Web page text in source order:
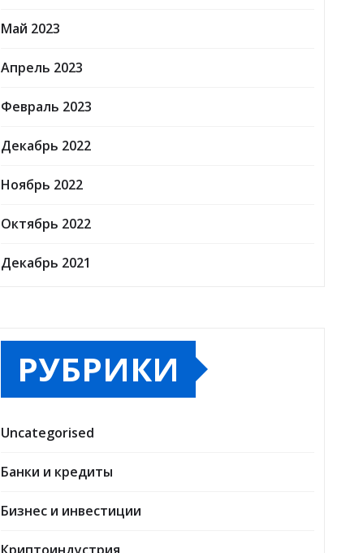
Май 2023
Апрель 2023
Февраль 2023
Декабрь 2022
Ноябрь 2022
Октябрь 2022
Декабрь 2021
РУБРИКИ
Uncategorised
Банки и кредиты
Бизнес и инвестиции